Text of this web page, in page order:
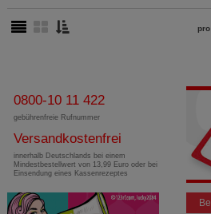
0800-10 11 422
gebührenfreie Rufnummer
Versandkostenfrei
innerhalb Deutschlands bei einem
Mindestbestellwert von 13,99 Euro oder bei
Einsendung eines Kassenrezeptes